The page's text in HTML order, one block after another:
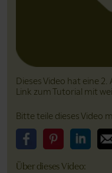
Dieses Video hat eine
Link zum Tutorial mit
Bitte teile dieses Video
Über dieses Video: